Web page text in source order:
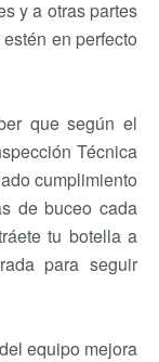
y a otras partes
en perfecto
que según el
Técnica
cumplimiento
de buceo cada
tu botella a
para seguir
equipo mejora